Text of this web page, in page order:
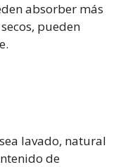
absorber más
pueden
lavado, natural
de